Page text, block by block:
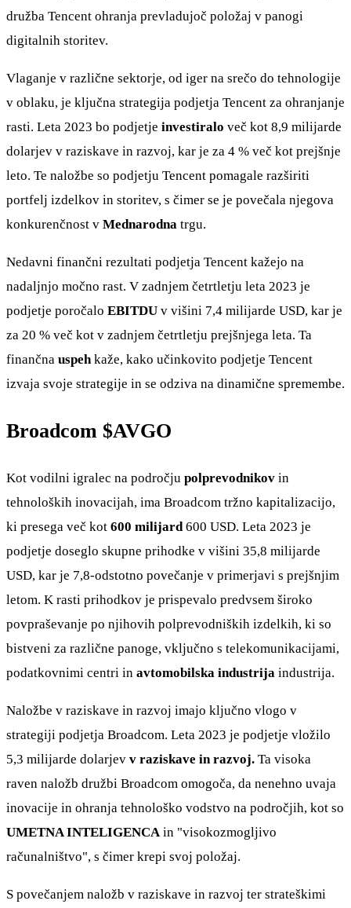
družba Tencent ohranja prevladujoč položaj v panogi
digitalnih storitev.
Vlaganje v različne sektorje, od iger na srečo do tehnologije
v oblaku, je ključna strategija podjetja Tencent za ohranjanje
rasti. Leta 2023 bo podjetje investiralo več kot 8,9 milijarde
dolarjev v raziskave in razvoj, kar je za 4 % več kot prejšnje
leto. Te naložbe so podjetju Tencent pomagale razširiti
portfelj izdelkov in storitev, s čimer se je povečala njegova
konkurenčnost v Mednarodna trgu.
Nedavni finančni rezultati podjetja Tencent kažejo na
nadaljnjo močno rast. V zadnjem četrtletju leta 2023 je
podjetje poročalo EBITDU v višini 7,4 milijarde USD, kar je
za 20 % več kot v zadnjem četrtletju prejšnjega leta. Ta
finančna uspeh kaže, kako učinkovito podjetje Tencent
izvaja svoje strategije in se odziva na dinamične spremembe.
Broadcom $AVGO
Kot vodilni igralec na področju polprevodnikov in
tehnoloških inovacijah, ima Broadcom tržno kapitalizacijo,
ki presega več kot 600 milijard600 USD. Leta 2023 je
podjetje doseglo skupne prihodke v višini 35,8 milijarde
USD, kar je 7,8-odstotno povečanje v primerjavi s prejšnjim
letom. K rasti prihodkov je prispevalo predvsem široko
povpraševanje po njihovih polprevodniških izdelkih, ki so
bistveni za različne panoge, vključno s telekomunikacijami,
podatkovnimi centri in avtomobilska industrija industrija.
Naložbe v raziskave in razvoj imajo ključno vlogo v
strategiji podjetja Broadcom. Leta 2023 je podjetje vložilo
5,3 milijarde dolarjev v raziskave in razvoj. Ta visoka
raven naložb družbi Broadcom omogoča, da nenehno uvaja
inovacije in ohranja tehnološko vodstvo na področjih, kot so
UMETNA INTELIGENCAin "visokozmogljivo
računalništvo", s čimer krepi svoj položaj.
S povečanjem naložb v raziskave in razvoj ter strateškimi